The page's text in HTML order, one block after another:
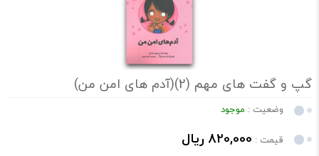
گپ و گفت های مهم (2)(آدم های امن من)
وضعیت : موجود
قیمت : 820,000 ریال